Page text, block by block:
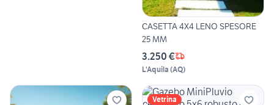
CASETTA 4X4 LENO SPESORE
25 MM
3.250 €
L'Aquila (AQ)
Vetrina